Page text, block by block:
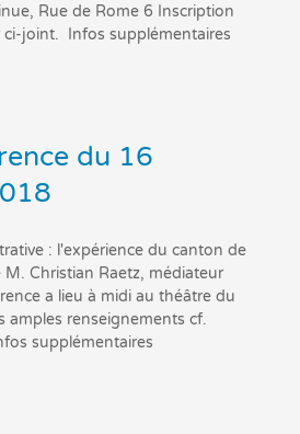
Rue de Rome 6 Inscription
joint. Infos supplémentaires
du 16
: l'expérience du canton de
Christian Raetz, médiateur
a lieu à midi au théâtre du
amples renseignements cf.
supplémentaires